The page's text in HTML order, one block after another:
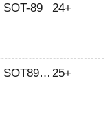
SOT-89 24+
SOT89 TO92 25+